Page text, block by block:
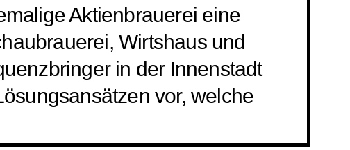
Aktienbrauerei eine
Wirtshaus und
in der Innenstadt
vor, welche